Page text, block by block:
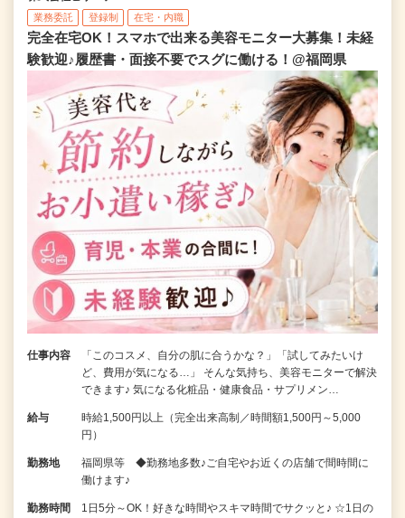
業務委託 登録制 在宅・内職
完全在宅OK！スマホで出来る美容モニター大募集！未経
験歓迎♪履歴書・面接不要でスグに働ける！@福岡県
仕事内容
「このコスメ、自分の肌に合うかな？」「試してみたいけ
ど、費用が気になる…」 そんな気持ち、美容モニターで解決
できます♪ 気になる化粧品・健康食品・サプリメン…
給与
時給1,500円以上（完全出来高制／時間額1,500円～5,000
円）
勤務地
福岡県等 ◆勤務地多数♪ご自宅やお近くの店舗で間時間に
働けます♪
勤務時間
1日5分～OK！好きな時間やスキマ時間でサクッと♪ ☆1日の